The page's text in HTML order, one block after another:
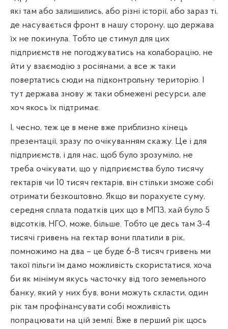
які там або залишились, або різні історії, або зараз ті,
де насувається фронт в нашу сторону, що держава
їх не покинула. Тобто це стимул для цих
підприємств не погоджуватись на колаборацію, не
йти у взаємодію з росіянами, а все ж таки
повертатись сюди на підконтрольну територію. І
тут держава знову ж таки обмежені ресурси, але
хоч якось їх підтримає.
І, чесно, теж це в мене вже приблизно кінець
презентації, зразу по очікуванням скажу. Це і для
підприємств, і для нас, щоб було зрозуміло, не
треба очікувати, що у підприємства було тисячу
гектарів чи 10 тисяч гектарів, він стільки зможе собі
отримати безкоштовно. Якщо ви порахуєте суму,
середня сплата податків цих що в МПЗ, хай було 5
відсотків, НГО, може, більше. Тобто це десь там 3-4
тисячі гривень на гектар вони платили в рік,
помножимо на два – це буде 6-8 тисяч гривень ми
такої пільги їм дамо можливість скористатися, хоча
би як мінімум якусь часточку від того земельного
банку, який у них був, вони можуть скласти, один
рік там профінансувати собі можливість
попрацювати на цій землі. Вже в перший рік щось